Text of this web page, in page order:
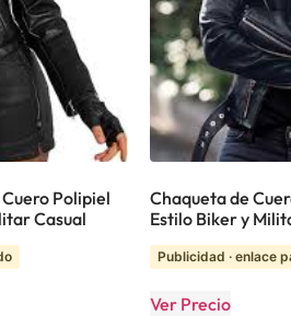
Polipiel
Casual
Chaqueta de
Estilo Biker y
Publicidad · enlace
Ver Precio